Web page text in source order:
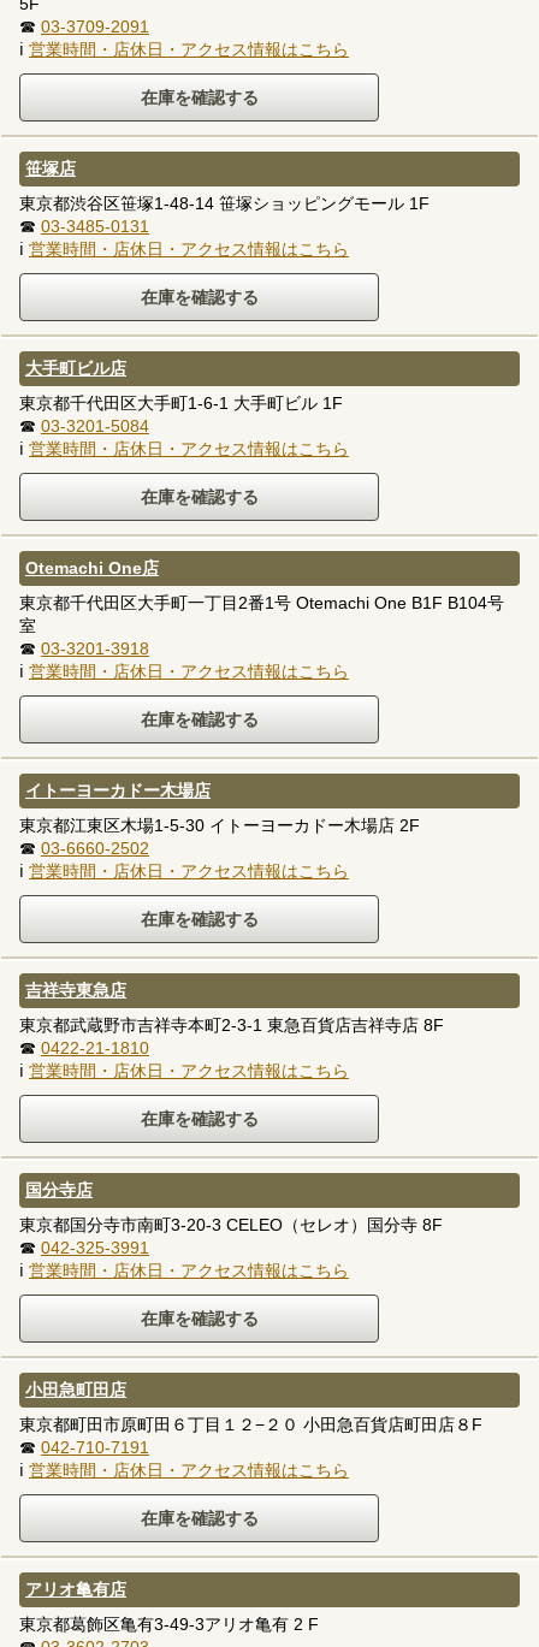
☎ 03-3709-2091
ℹ 営業時間・店休日・アクセス情報はこちら
笹塚店
東京都渋谷区笹塚1-48-14 笹塚ショッピングモール 1F
☎ 03-3485-0131
ℹ 営業時間・店休日・アクセス情報はこちら
大手町ビル店
東京都千代田区大手町1-6-1 大手町ビル 1F
☎ 03-3201-5084
ℹ 営業時間・店休日・アクセス情報はこちら
Otemachi One店
東京都千代田区大手町一丁目2番1号 Otemachi One B1F B104号
室
☎ 03-3201-3918
ℹ 営業時間・店休日・アクセス情報はこちら
イトーヨーカドー木場店
東京都江東区木場1-5-30 イトーヨーカドー木場店 2F
☎ 03-6660-2502
ℹ 営業時間・店休日・アクセス情報はこちら
吉祥寺東急店
東京都武蔵野市吉祥寺本町2-3-1 東急百貨店吉祥寺店 8F
☎ 0422-21-1810
ℹ 営業時間・店休日・アクセス情報はこちら
国分寺店
東京都国分寺市南町3-20-3 CELEO（セレオ）国分寺 8F
☎ 042-325-3991
ℹ 営業時間・店休日・アクセス情報はこちら
小田急町田店
東京都町田市原町田６丁目１２−２０ 小田急百貨店町田店８F
☎ 042-710-7191
ℹ 営業時間・店休日・アクセス情報はこちら
アリオ亀有店
東京都葛飾区亀有3-49-3アリオ亀有 2 F